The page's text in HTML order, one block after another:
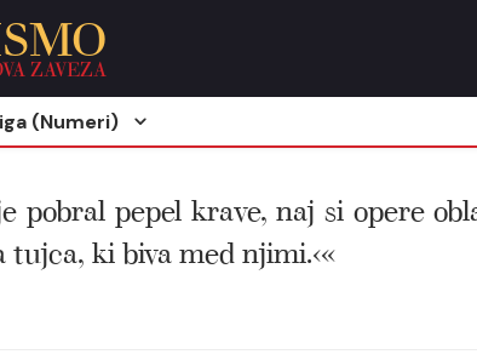
ZAVEZA
(Numeri)
pobral pepel krave, naj si opere
tujca, ki biva med njimi.‹«